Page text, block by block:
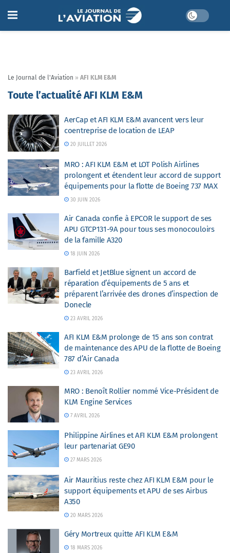
Le Journal de l'Aviation » AFI KLM E&M
Toute l’actualité AFI KLM E&M
AerCap et AFI KLM E&M avancent vers leur
coentreprise de location de LEAP
20 JUILLET 2026
MRO : AFI KLM E&M et LOT Polish Airlines
prolongent et étendent leur accord de support
équipements pour la flotte de Boeing 737 MAX
30 JUIN 2026
Air Canada confie à EPCOR le support de ses
APU GTCP131-9A pour tous ses monocouloirs
de la famille A320
18 JUIN 2026
Barfield et JetBlue signent un accord de
réparation d’équipements de 5 ans et
préparent l’arrivée des drones d’inspection de
Donecle
23 AVRIL 2026
AFI KLM E&M prolonge de 15 ans son contrat
de maintenance des APU de la flotte de Boeing
787 d’Air Canada
23 AVRIL 2026
MRO : Benoît Rollier nommé Vice-Président de
KLM Engine Services
7 AVRIL 2026
Philippine Airlines et AFI KLM E&M prolongent
leur partenariat GE90
27 MARS 2026
Air Mauritius reste chez AFI KLM E&M pour le
support équipements et APU de ses Airbus
A350
20 MARS 2026
Géry Mortreux quitte AFI KLM E&M
18 MARS 2026